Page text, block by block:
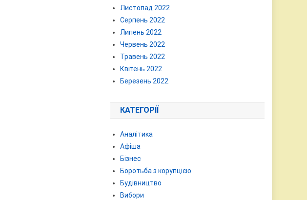
Листопад 2022
Серпень 2022
Липень 2022
Червень 2022
Травень 2022
Квітень 2022
Березень 2022
КАТЕГОРІЇ
Аналітика
Афіша
Бізнес
Боротьба з корупцією
Будівництво
Вибори